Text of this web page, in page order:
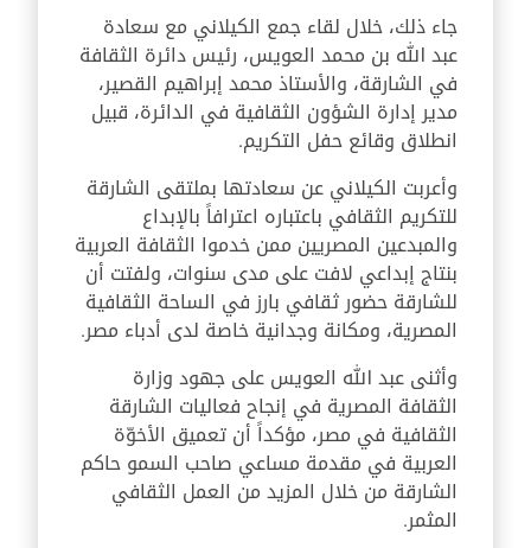
جاء ذلك، خلال لقاء جمع الكيلاني مع سعادة
عبد الله بن محمد العويس، رئيس دائرة الثقافة
في الشارقة، والأستاذ محمد إبراهيم القصير،
مدير إدارة الشؤون الثقافية في الدائرة، قبيل
انطلاق وقائع حفل التكريم.
وأعربت الكيلاني عن سعادتها بملتقى الشارقة
للتكريم الثقافي باعتباره اعترافاً بالإبداع
والمبدعين المصريين ممن خدموا الثقافة العربية
بنتاج إبداعي لافت على مدى سنوات، ولفتت أن
للشارقة حضور ثقافي بارز في الساحة الثقافية
المصرية، ومكانة وجدانية خاصة لدى أدباء مصر.
وأثنى عبد الله العويس على جهود وزارة
الثقافة المصرية في إنجاح فعاليات الشارقة
الثقافية في مصر، مؤكداً أن تعميق الأخوّة
العربية في مقدمة مساعي صاحب السمو حاكم
الشارقة من خلال المزيد من العمل الثقافي
المثمر.